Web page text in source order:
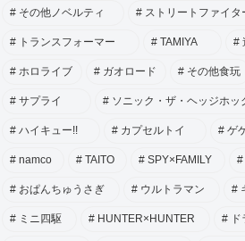
その他ノベルティ ストリートファイタ
トランスフォーマー TAMIYA
ホロライブ ガオロード その他食玩
サプライ ソニック・ザ・ヘッジホッ
ハイキュー!! カプセルトイ ゲ
namco TAITO SPY×FAMILY
おぱんちゅうさぎ ウルトラマン
ミニ四駆 HUNTER×HUNTER